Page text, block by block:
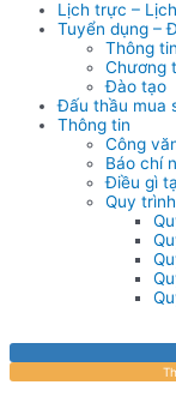
Lịch trực –
Tuyển dụng –
Thông
Chương
Đào tạo
Đấu thầu mua
Thông tin
Công
Báo chí
Điều gì
Quy